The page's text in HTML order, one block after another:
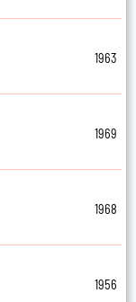
1963
1969
1968
1956